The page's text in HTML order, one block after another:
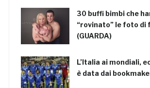
30 buffi bimbi che
“rovinato” le foto di
(GUARDA)
L’Italia ai mondiali,
è data dai